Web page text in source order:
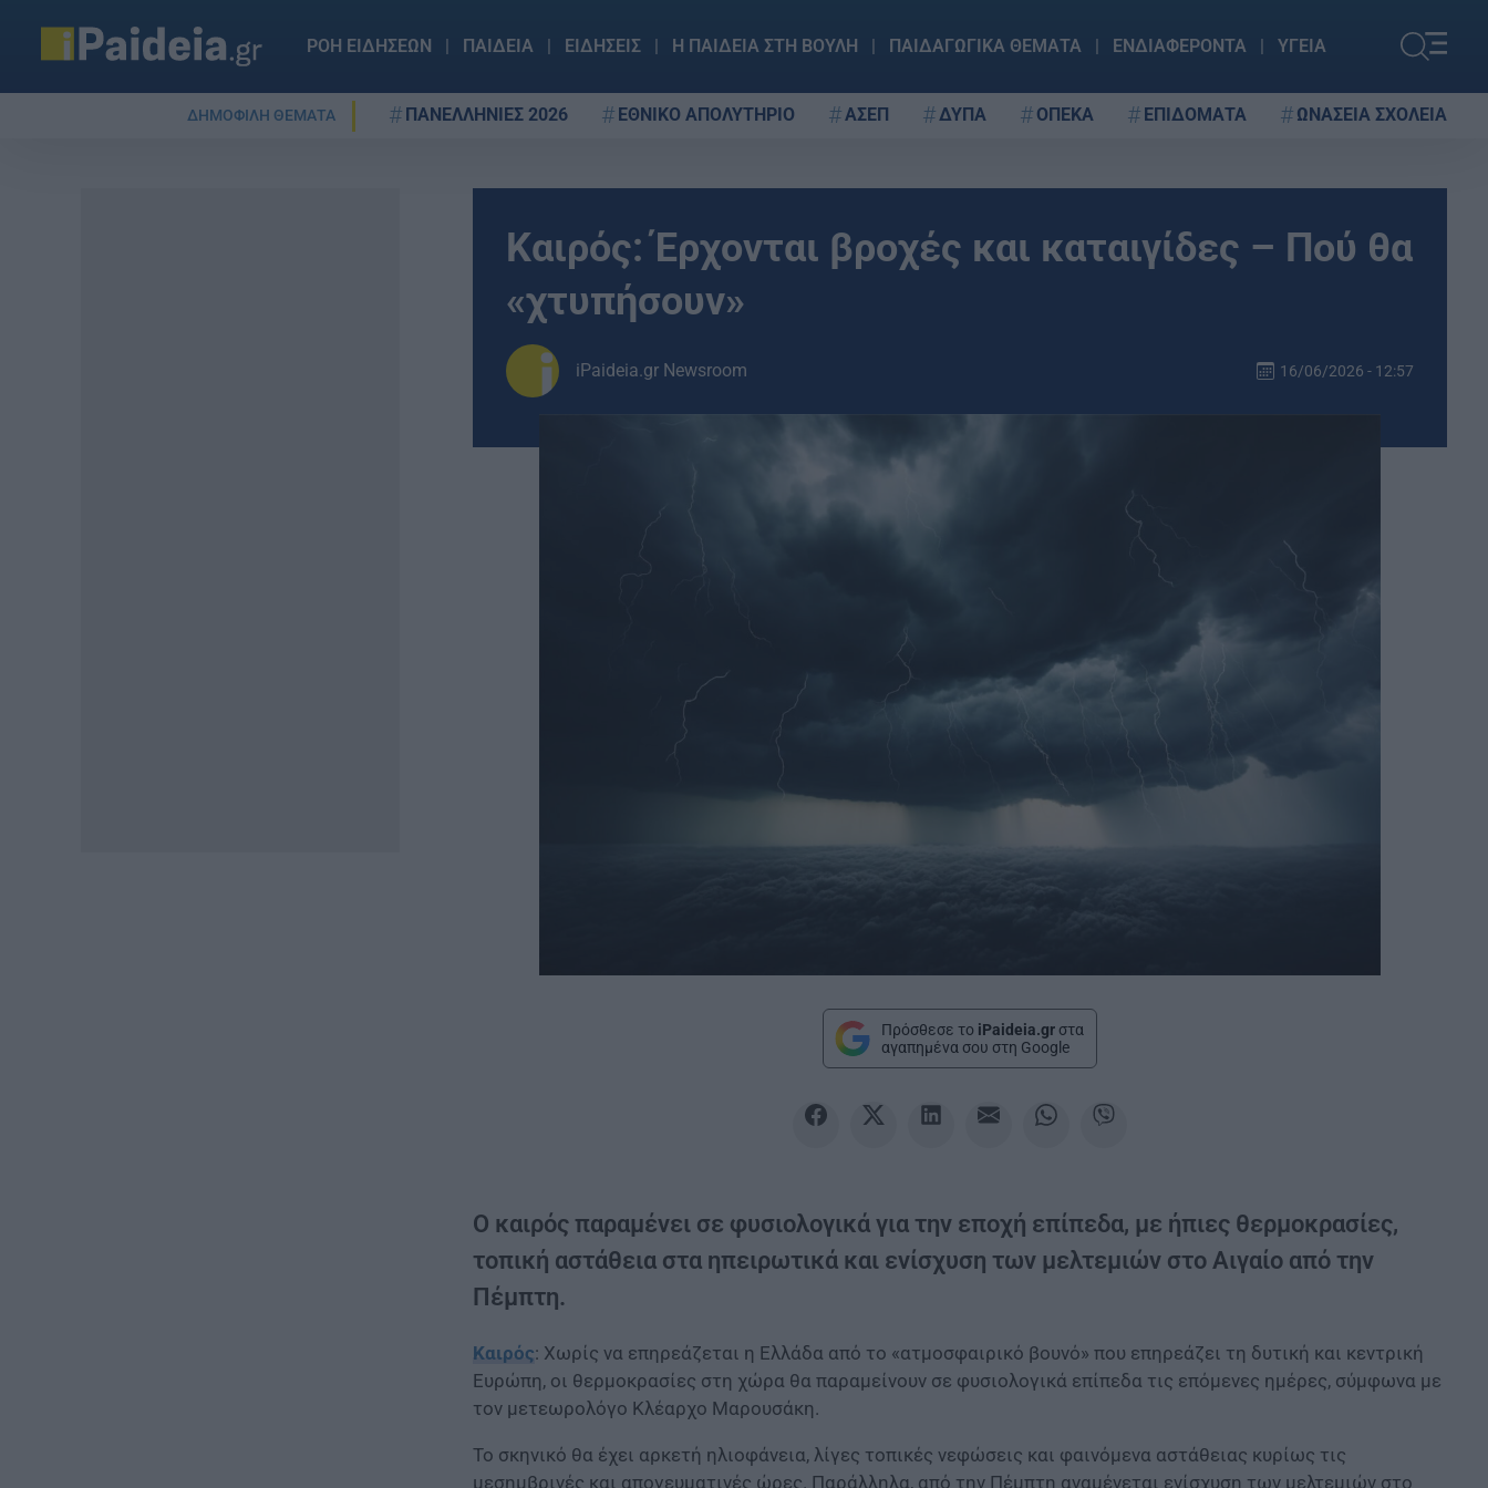
ΡΟΗ ΕΙΔΗΣΕΩΝ ΠΑΙΔΕΙΑ ΕΙΔΗΣΕΙΣ Η ΠΑΙΔΕΙΑ ΣΤΗ ΒΟΥΛΗ ΠΑΙΔΑΓΩΓΙΚΑ ΘΕΜΑΤΑ ΕΝΔΙΑΦΕΡΟΝΤΑ ΥΓΕΙΑ
ΔΗΜΟΦΙΛΗ ΘΕΜΑΤΑ ΠΑΝΕΛΛΗΝΙΕΣ 2026 ΕΘΝΙΚΟ ΑΠΟΛΥΤΗΡΙΟ ΑΣΕΠ ΔΥΠΑ ΟΠΕΚΑ ΕΠΙΔΟΜΑΤΑ ΩΝΑΣΕΙΑ ΣΧΟΛΕΙΑ
Καιρός: Έρχονται βροχές και καταιγίδες – Πού θα
«χτυπήσουν»
iPaideia.gr Newsroom 16/06/2026 - 12:57
Πρόσθεσε το iPaideia.gr στα
αγαπημένα σου στη Google
Ο καιρός παραμένει σε φυσιολογικά για την εποχή επίπεδα, με ήπιες θερμοκρασίες,
τοπική αστάθεια στα ηπειρωτικά και ενίσχυση των μελτεμιών στο Αιγαίο από την
Πέμπτη.
Καιρός: Χωρίς να επηρεάζεται η Ελλάδα από το «ατμοσφαιρικό βουνό» που επηρεάζει τη δυτική και κεντρική
Ευρώπη, οι θερμοκρασίες στη χώρα θα παραμείνουν σε φυσιολογικά επίπεδα τις επόμενες ημέρες, σύμφωνα με
τον μετεωρολόγο Κλέαρχο Μαρουσάκη.
Το σκηνικό θα έχει αρκετή ηλιοφάνεια, λίγες τοπικές νεφώσεις και φαινόμενα αστάθειας κυρίως τις
μεσημβρινές και απογευματινές ώρες. Παράλληλα, από την Πέμπτη αναμένεται ενίσχυση των μελτεμιών στο